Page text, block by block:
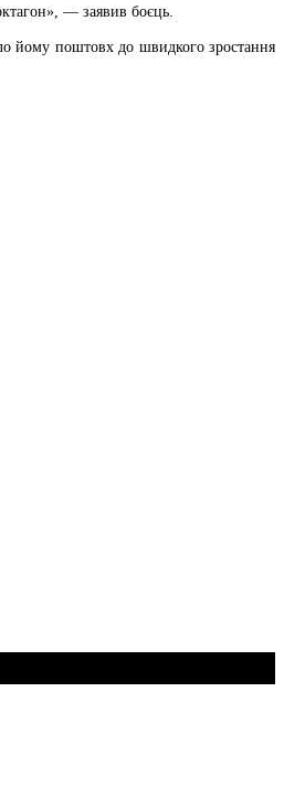
— заявив боєць.
йому поштовх до швидкого зростання